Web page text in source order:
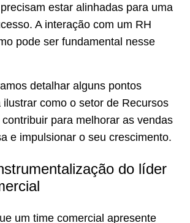
estar alinhadas para uma
A interação com um RH
pode ser fundamental nesse
detalhar alguns pontos
ilustrar como o setor de Recursos
para melhorar as vendas
e impulsionar o seu crescimento.
do líder
um time comercial apresente